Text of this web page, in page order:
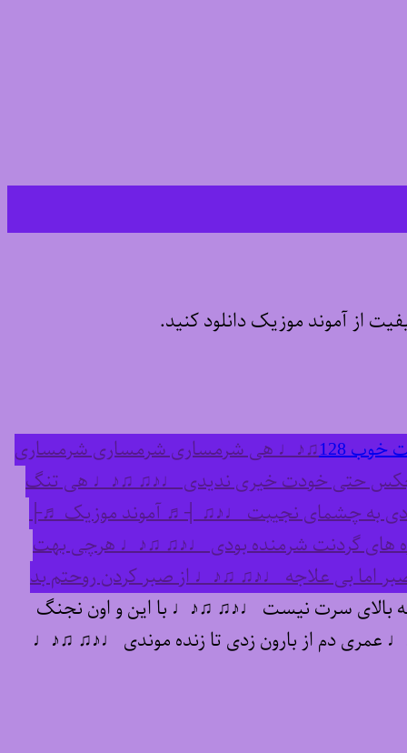
از آموند موزیک دانلود کنید.
خوب 128
♫♪♩ هی شرمساری شرمساری شرمساری
حتی خودت خیری ندیدی ♩♪♫ ♫♪♩ هی تنگ
به چشمای نجیبت ♩♪♫ ┤♬ آموند موزیک ♬├
های گردنت شرمنده بودی ♩♪♫ ♫♪♩ هرچی بهت
بی علاجه ♩♪♫ ♫♪♩ از صبر کردن روحتم بد
سرت نیست ♩♪♫ ♫♪♩ با این و اون نجنگ
عمری دم از بارون زدی تا زنده موندی ♩♪♫ ♫♪♩